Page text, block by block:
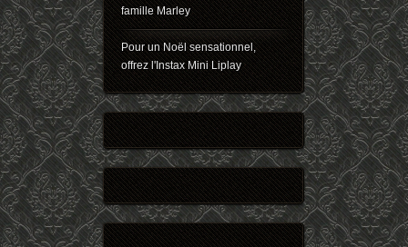
famille Marley
Pour un Noël sensationnel,
offrez l'Instax Mini Liplay